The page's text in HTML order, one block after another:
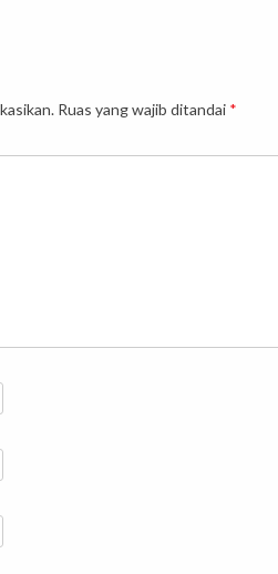
Ruas yang wajib ditandai *